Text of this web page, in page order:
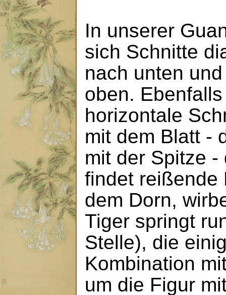
In unserer
sich Schnitte
nach unten
oben.
horizontale
mit dem Blatt -
mit der Spitze -
findet reißende
dem Dorn,
Tiger springt
Stelle), die
Kombination
um die Figur